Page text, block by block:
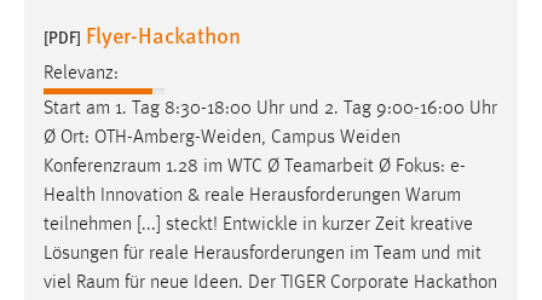
[PDF] Flyer-Hackathon
Relevanz:
Start am 1. Tag 8:30-18:00 Uhr und 2. Tag 9:00-16:00 Uhr
Ø Ort: OTH-Amberg-Weiden, Campus Weiden
Konferenzraum 1.28 im WTC Ø Teamarbeit Ø Fokus: e-
Health Innovation & reale Herausforderungen Warum
teilnehmen [...] steckt! Entwickle in kurzer Zeit kreative
Lösungen für reale Herausforderungen im Team und mit
viel Raum für neue Ideen. Der TIGER Corporate Hackathon